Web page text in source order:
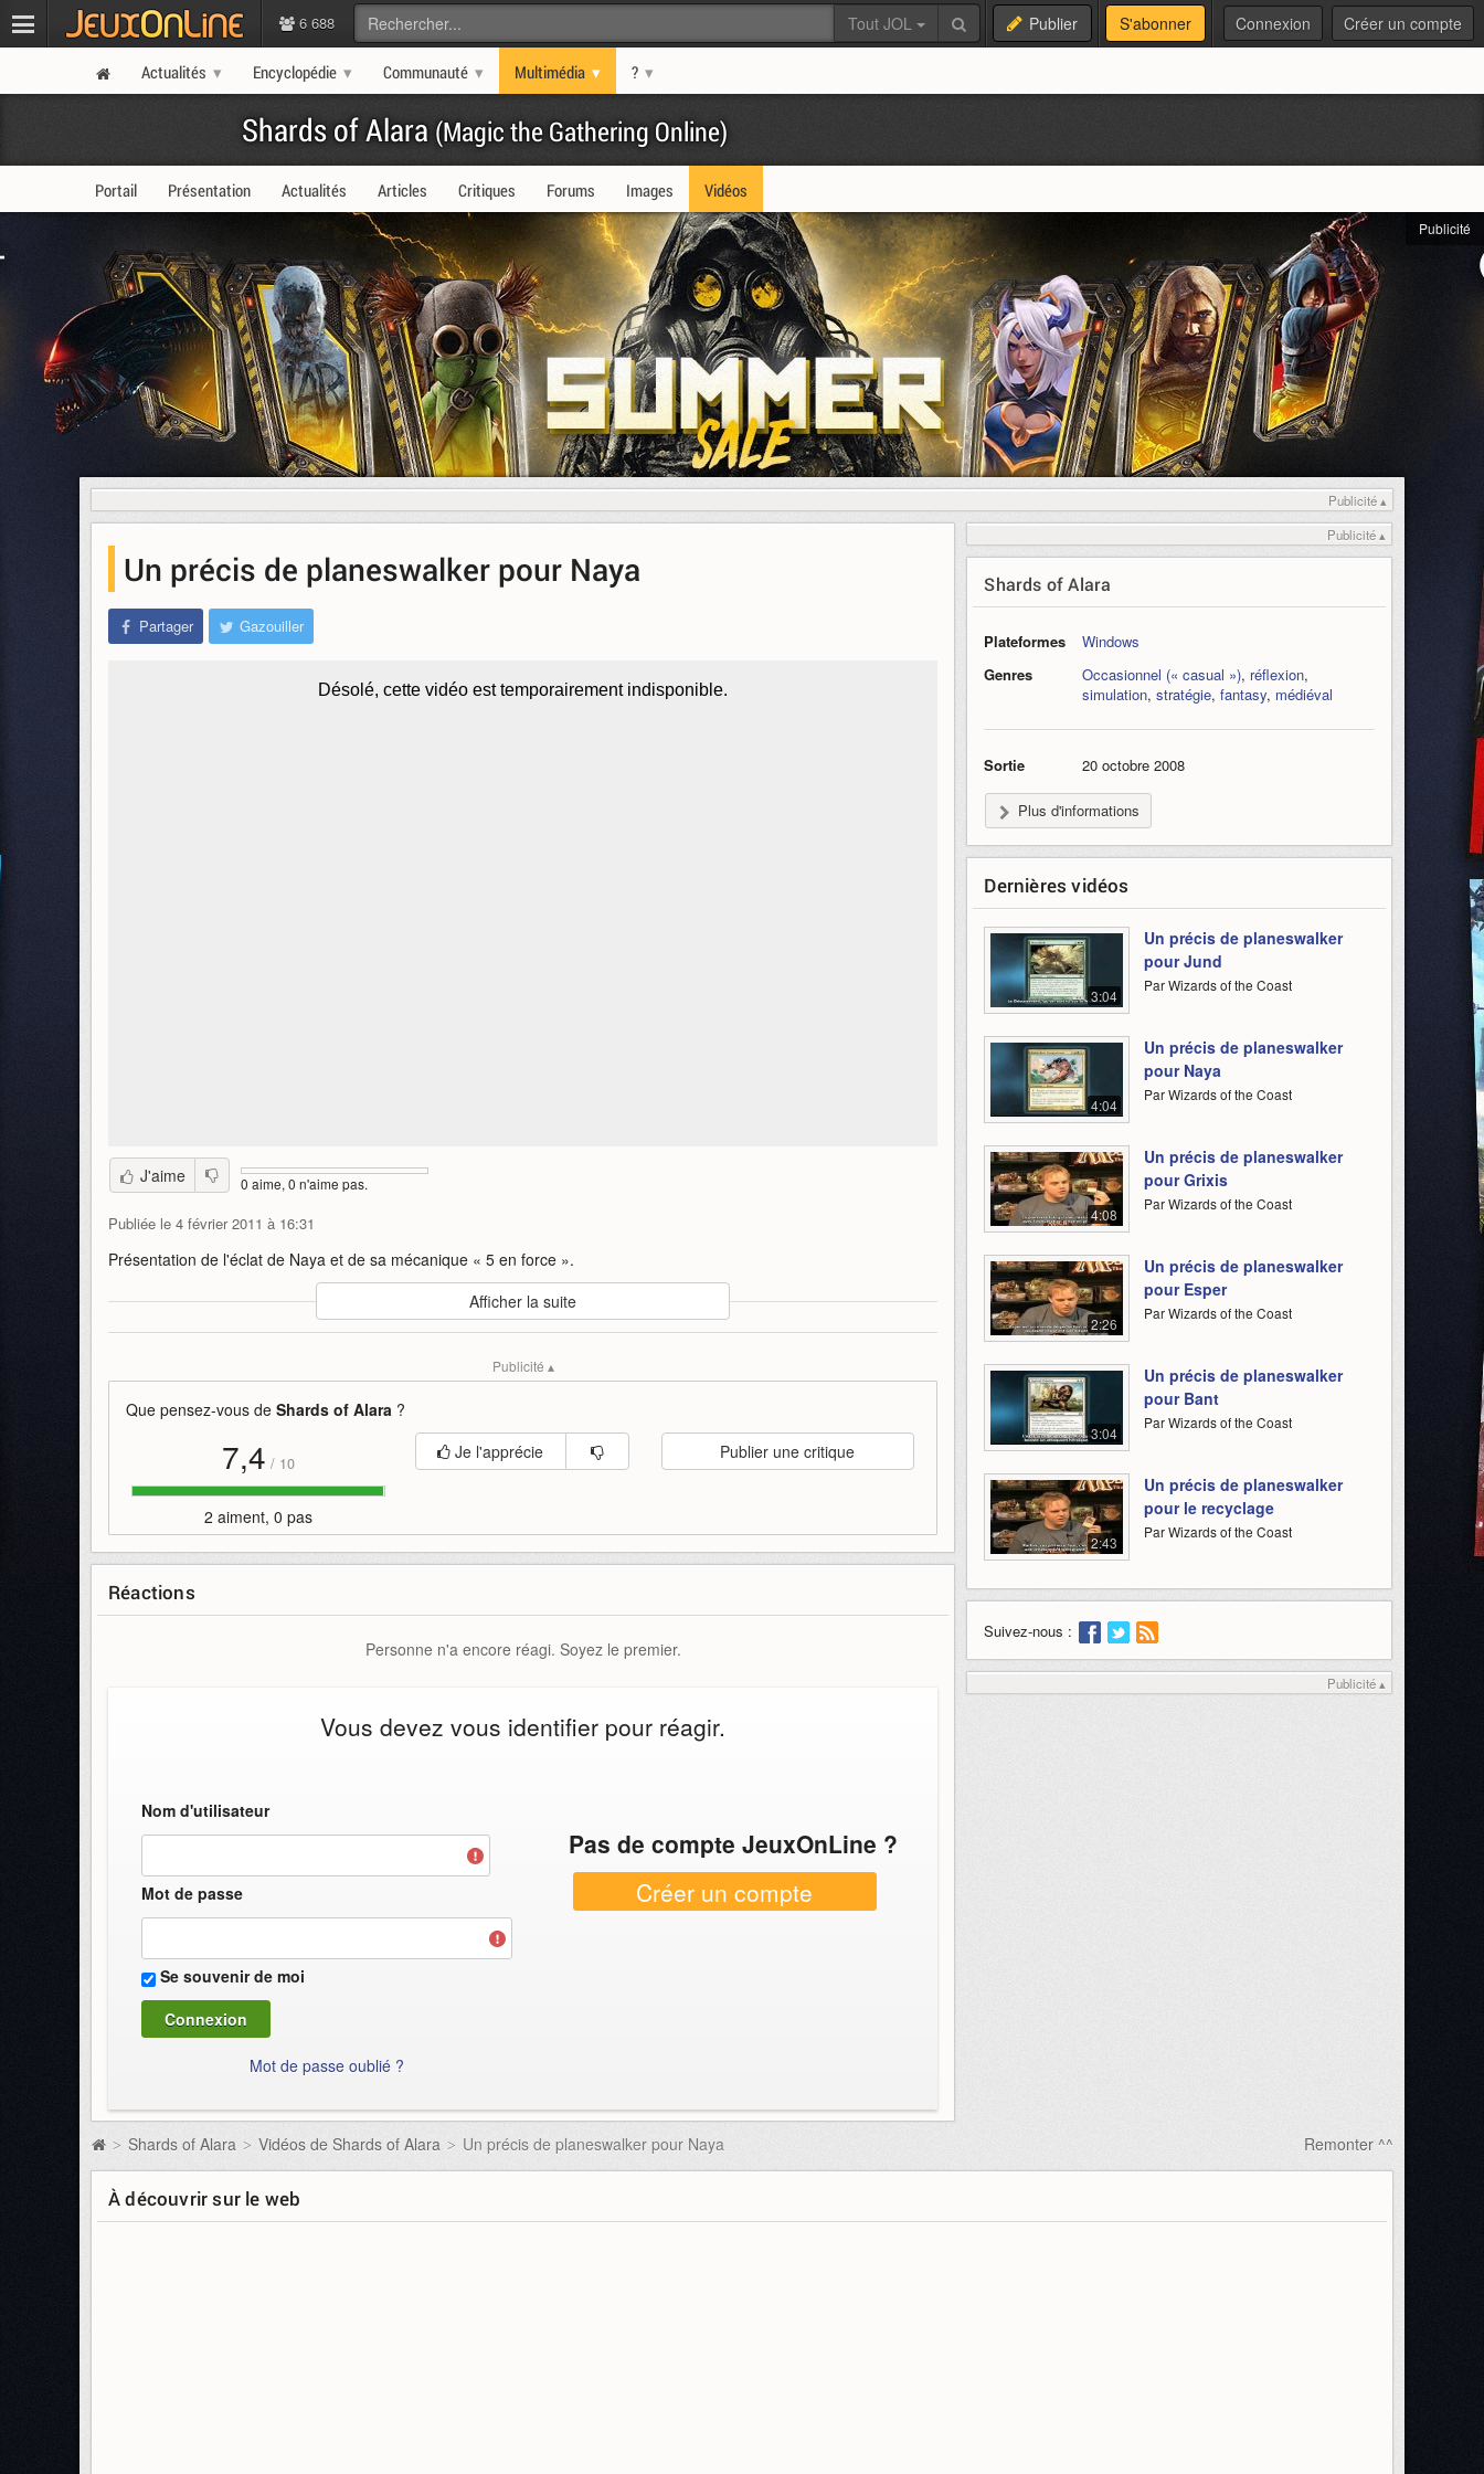
6 688 Tout JOL Publier S'abonner Connexion Créer un compte
Actualités Encyclopédie Communauté Multimédia ?
Shards of Alara(Magic the Gathering Online)
Portail Présentation Actualités Articles Critiques Forums Images Vidéos
Publicité
Publicité ▴
Un précis de planeswalker pour Naya
Partager Gazouiller
J'aime 0 aime, 0 n'aime pas.
Publiée le 4 février 2011 à 16:31
Présentation de l'éclat de Naya et de sa mécanique « 5 en force ».
Nof Samedisþjófr
Afficher la suite
Publicité ▴
Que pensez-vous de Shards of Alara ?
7,4 / 10
2 aiment, 0 pas
Je l'apprécie Publier une critique
Réactions
Personne n'a encore réagi. Soyez le premier.
Vous devez vous identifier pour réagir.
Nom d'utilisateur
Mot de passe
Se souvenir de moi
Mot de passe oublié ?
Pas de compte JeuxOnLine ?
Créer un compte
Publicité ▴
Shards of Alara
Plateformes
Windows
Genres
Occasionnel (« casual »), réflexion,
simulation,stratégie,fantasy, médiéval
Sortie 20 octobre 2008
Plus d'informations
Dernières vidéos
3:04
Un précis de planeswalker
pour Jund
Par Wizards of the Coast
4:04
Un précis de planeswalker
pour Naya
Par Wizards of the Coast
4:08
Un précis de planeswalker
pour Grixis
Par Wizards of the Coast
2:26
Un précis de planeswalker
pour Esper
Par Wizards of the Coast
3:04
Un précis de planeswalker
pour Bant
Par Wizards of the Coast
2:43
Un précis de planeswalker
pour le recyclage
Par Wizards of the Coast
Suivez-nous :
Publicité ▴
Remonter ^^
> Shards of Alara > Vidéos de Shards of Alara > Un précis de planeswalker pour Naya
À découvrir sur le web